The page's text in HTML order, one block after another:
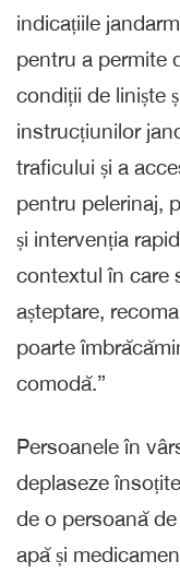
indicațiile
pentru a permite
condiții de liniște
instrucțiunilor
traficului și a
pentru pelerinaj,
și intervenția
contextul în care
așteptare,
poarte
comodă.”
Persoanele în
deplaseze
de o persoană
apă și